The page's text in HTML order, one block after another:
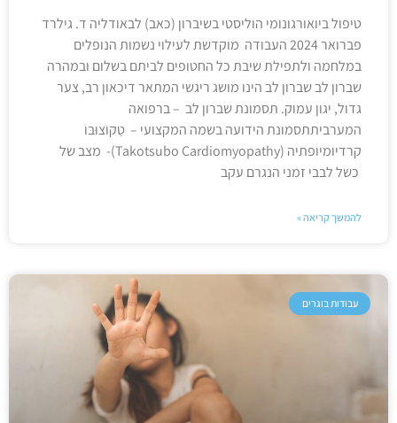
טיפול ביואורגונומי הוליסטי בשיברון (כאב) לבאודליה ד. גילרד
פברואר 2024 העבודה מוקדשת לעילוי נשמות הנופלים
במלחמה ולתפילת שיבת כל החטופים לביתם בשלום ובמהרה
שברון לב שברון לב הינו מושג ריגשי המתאר דיכאון רב, צער
גדול, יגון עמוק. תסמונת שברון לב – ברפואה
המערביתתסמונת הידועה בשמה המקצועי – טַקוֹצוּבּוֹ
קרדיומיופתיה (Takotsubo Cardiomyopathy)- מצב של
כשל לבבי זמני הנגרם עקב
להמשך קריאה »
עבודות בוגרים